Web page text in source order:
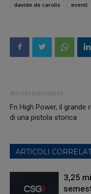
davide de carolis
eventi
Articolo precedente
Fn High Power, il grande
di una pistola storica
ARTICOLI
3,25